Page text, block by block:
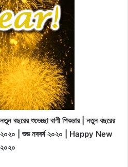
বছরের শুভেচ্ছা বাণী পিকচার | নতুন বছরের
২০২০ | শুভ নববর্ষ ২০২০ | Happy New
২০২০